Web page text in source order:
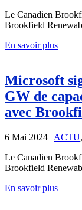
Le Canadien
Brookfield
En savoir plus
Microsoft
GW de
avec
6 Mai 2024 | ACTU,
Le Canadien
Brookfield
En savoir plus